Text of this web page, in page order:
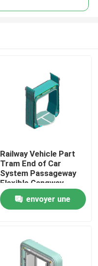
Railway Vehicle Part
Tram End of Car
System Passageway
Flexible Gangway
envoyer une